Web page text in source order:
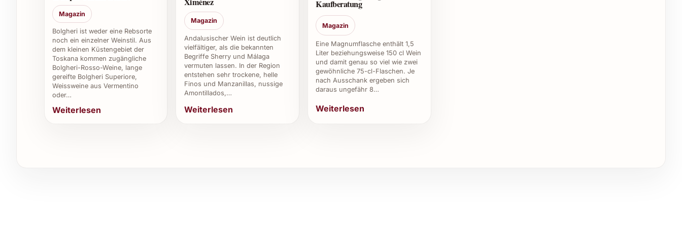
Wie lange ist der Wein nach dem Öffnen haltbar?
Nach dem Öffnen sollte der Wein innerhalb von 2 bis 3 Tagen konsumiert werden, um seine Frische
optimal zu geniessen.
Gibt es besondere Lagerempfehlungen?
Der Wein sollte dunkel, bei etwa 12-15 Grad Celsius und bei konstanter Luftfeuchtigkeit gelagert
werden, idealerweise liegend, damit der Korken feucht bleibt.
Magazin
Bolgheri ist weder eine Rebsorte
noch ein einzelner Weinstil. Aus
dem kleinen Küstengebiet der
Toskana kommen zugängliche
Bolgheri-Rosso-Weine, lange
gereifte Bolgheri Superiore,
Weissweine aus Vermentino
oder…
Weiterlesen
Magazin
Andalusischer Wein ist deutlich
vielfältiger, als die bekannten
Begriffe Sherry und Málaga
vermuten lassen. In der Region
entstehen sehr trockene, helle
Finos und Manzanillas, nussige
Amontillados,…
Weiterlesen
Kaufberatung
Magazin
Eine Magnumflasche enthält 1,5
Liter beziehungsweise 150 cl Wein
und damit genau so viel wie zwei
gewöhnliche 75-cl-Flaschen. Je
nach Ausschank ergeben sich
daraus ungefähr 8…
Weiterlesen